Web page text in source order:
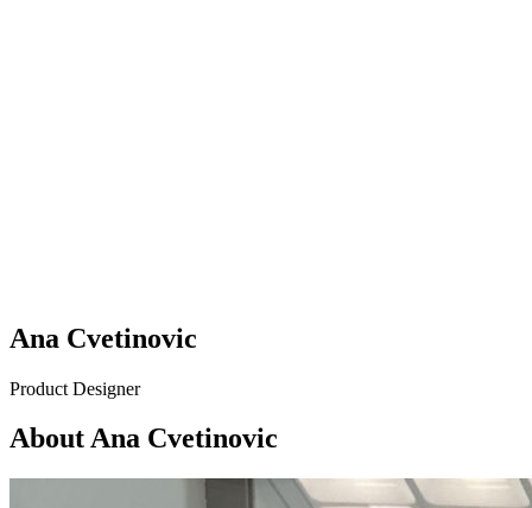
Ana Cvetinovic
Product Designer
About Ana Cvetinovic